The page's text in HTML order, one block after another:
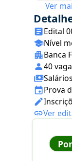
Ver
Edital
Nível
Banca
40
Prova
Ver